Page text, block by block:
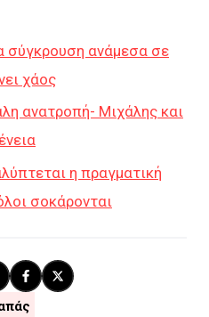
σύγκρουση ανάμεσα σε
χάος
ανατροπή- Μιχάλης και
η πραγματική
σοκάρονται